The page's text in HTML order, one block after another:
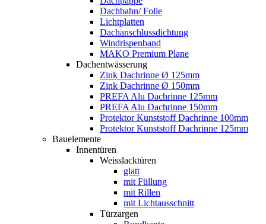
Dachbahn/ Folie
Lichtplatten
Dachanschlussdichtung
Windrispenband
MAKO Premium Plane
Dachentwässerung
Zink Dachrinne Ø 125mm
Zink Dachrinne Ø 150mm
PREFA Alu Dachrinne 125mm
PREFA Alu Dachrinne 150mm
Protektor Kunststoff Dachrinne 100mm
Protektor Kunststoff Dachrinne 125mm
Bauelemente
Innentüren
Weisslacktüren
glatt
mit Füllung
mit Rillen
mit Lichtausschnitt
Türzargen